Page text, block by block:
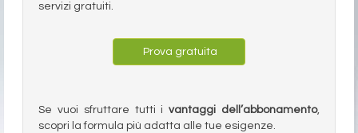
servizi gratuiti.
Prova gratuita
Se vuoi sfruttare tutti ivantaggi dell’abbonamento,
scopri la formula più adatta alle tue esigenze.